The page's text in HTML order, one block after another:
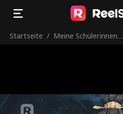
Startseite / Meine Schülerinnen?